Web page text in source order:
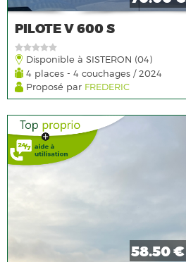
PILOTE V 600 S
Disponible à SISTERON (04)
4 places - 4 couchages / 2024
Proposé par FREDERIC
58.50 €